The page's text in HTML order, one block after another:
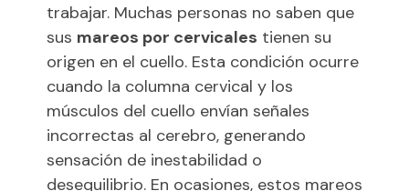
trabajar. Muchas personas no saben que
sus mareos por cervicales tienen su
origen en el cuello. Esta condición ocurre
cuando la columna cervical y los
músculos del cuello envían señales
incorrectas al cerebro, generando
sensación de inestabilidad o
desequilibrio. En ocasiones, estos mareos